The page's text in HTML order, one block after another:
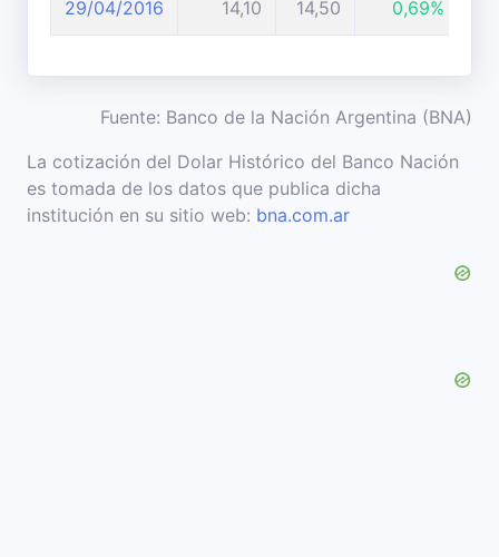
29/04/2016 14,10 14,50 0,69%
Fuente: Banco de la Nación Argentina (BNA)
La cotización del Dolar Histórico del Banco Nación
es tomada de los datos que publica dicha
institución en su sitio web: bna.com.ar